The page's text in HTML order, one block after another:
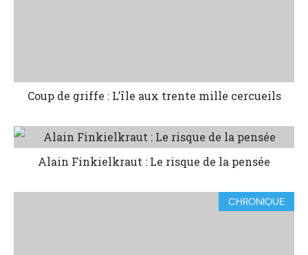
Coup de griffe : L’île aux trente mille cercueils
Alain Finkielkraut : Le risque de la pensée
CHRONIQUE